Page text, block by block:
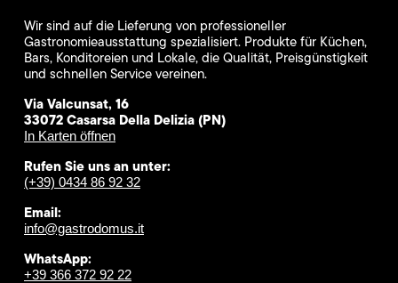
Wir sind auf die Lieferung von professioneller
Gastronomieausstattung spezialisiert. Produkte für Küchen,
Bars, Konditoreien und Lokale, die Qualität, Preisgünstigkeit
und schnellen Service vereinen.
Via Valcunsat, 16
33072 Casarsa Della Delizia (PN)
In Karten öffnen
Rufen Sie uns an unter:
(+39) 0434 86 92 32
Email:
info@gastrodomus.it
WhatsApp:
+39 366 372 92 22